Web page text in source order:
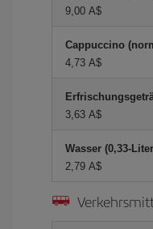
9,00 A$
Cappuccino
4,73 A$
3,63 A$
Wasser (0,33-
2,79 A$